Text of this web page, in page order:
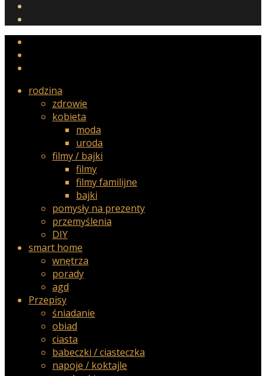
rodzina
zdrowie
kobieta
moda
uroda
filmy / bajki
filmy
filmy familijne
bajki
pomysły na prezenty
przemyślenia
DIY
smart home
wnętrza
porady
agd
Przepisy
śniadanie
obiad
ciasta
babeczki / ciasteczka
napoje / koktajle